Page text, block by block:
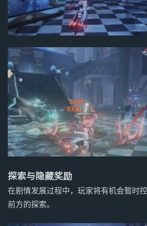
探索与隐藏奖励
在剧情发展过程中，玩家将有机会暂时
前方的探索。